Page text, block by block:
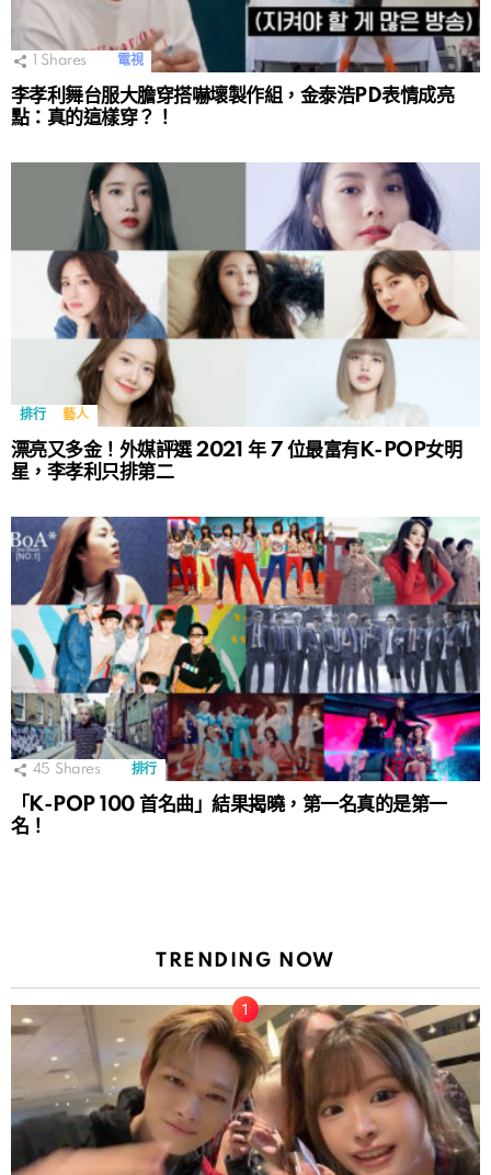
Shares 電視
李孝利舞台服大膽穿搭嚇壞製作組，金泰浩PD表情成亮
點：真的這樣穿？！
排行 藝人
漂亮又多金！外媒評選 2021 年 7 位最富有K-POP女明
星，李孝利只排第二
45 Shares 排行
「K-POP 100 首名曲」結果揭曉，第一名真的是第一
名！
TRENDING NOW